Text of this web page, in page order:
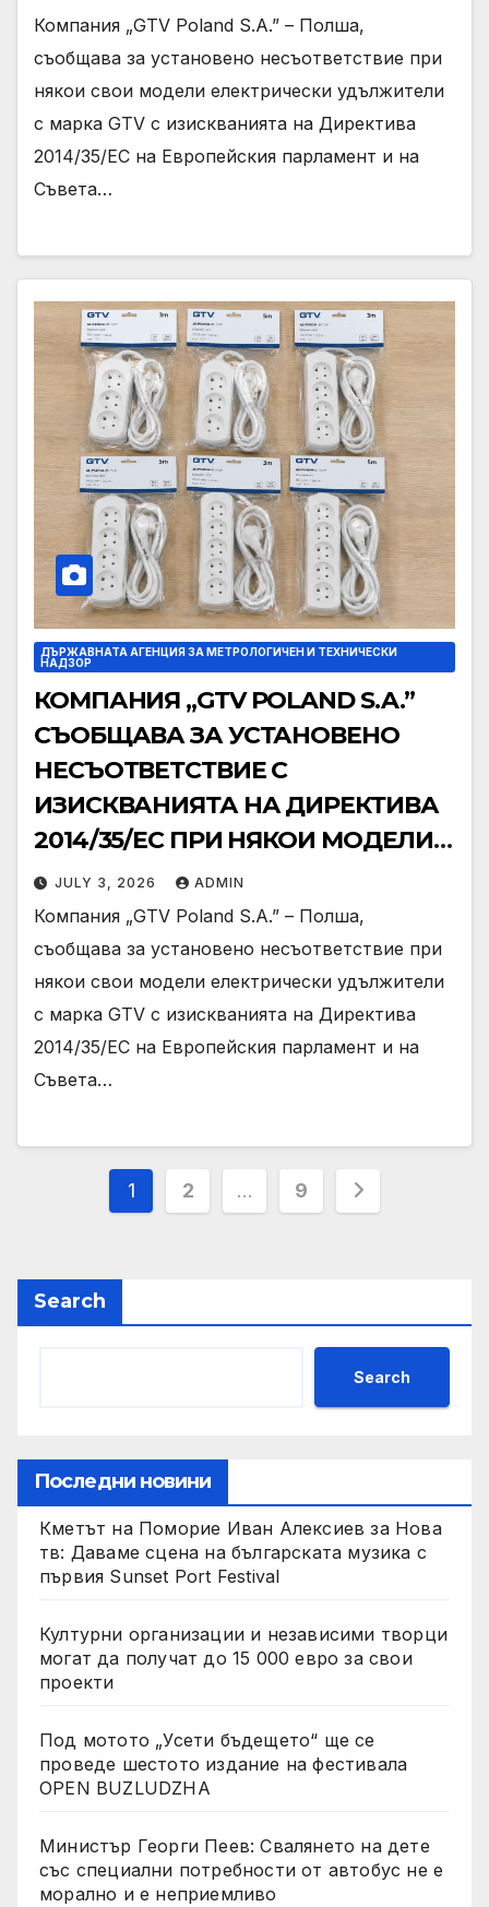
Компания „GTV Poland S.A.” – Полша,
съобщава за установено несъответствие при
някои свои модели електрически удължители
с марка GTV с изискванията на Директива
2014/35/EC на Европейския парламент и на
Съвета…
ДЪРЖАВНАТА АГЕНЦИЯ ЗА МЕТРОЛОГИЧЕН И ТЕХНИЧЕСКИ
НАДЗОР
КОМПАНИЯ „GTV POLAND S.A.”
СЪОБЩАВА ЗА УСТАНОВЕНО
НЕСЪОТВЕТСТВИЕ С
ИЗИСКВАНИЯТА НА ДИРЕКТИВА
2014/35/EC ПРИ НЯКОИ МОДЕЛИ
УДЪЛЖИТЕЛИ
JULY 3, 2026 ADMIN
Компания „GTV Poland S.A.” – Полша,
съобщава за установено несъответствие при
някои свои модели електрически удължители
с марка GTV с изискванията на Директива
2014/35/EC на Европейския парламент и на
Съвета…
Posts
1 2 … 9
Search
Search
Последни новини
Кметът на Поморие Иван Алексиев за Нова
тв: Даваме сцена на българската музика с
първия Sunset Port Festival
Културни организации и независими творци
могат да получат до 15 000 евро за свои
проекти
Под мотото „Усети бъдещето“ ще се
проведе шестото издание на фестивала
OPEN BUZLUDZHA
Министър Георги Пеев: Свалянето на дете
със специални потребности от автобус не е
морално и е неприемливо